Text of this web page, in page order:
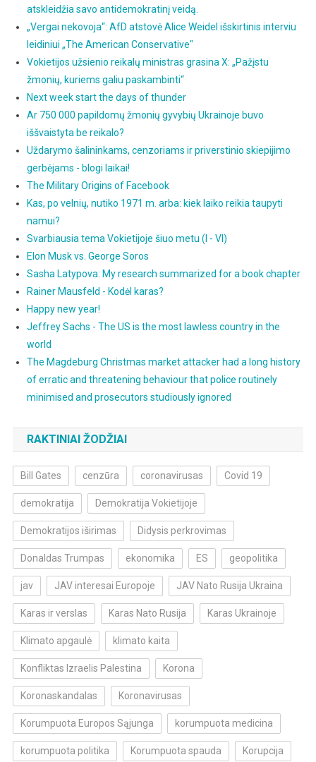
atskleidžia savo antidemokratinį veidą.
„Vergai nekovoja“: AfD atstovė Alice Weidel išskirtinis interviu
leidiniui „The American Conservative"
Vokietijos užsienio reikalų ministras grasina X: „Pažįstu
žmonių, kuriems galiu paskambinti“
Next week start the days of thunder
Ar 750 000 papildomų žmonių gyvybių Ukrainoje buvo
iššvaistyta be reikalo?
Uždarymo šalininkams, cenzoriams ir priverstinio skiepijimo
gerbėjams - blogi laikai!
The Military Origins of Facebook
Kas, po velnių, nutiko 1971 m. arba: kiek laiko reikia taupyti
namui?
Svarbiausia tema Vokietijoje šiuo metu (I - VI)
Elon Musk vs. George Soros
Sasha Latypova: My research summarized for a book chapter
Rainer Mausfeld - Kodėl karas?
Happy new year!
Jeffrey Sachs - The US is the most lawless country in the
world
The Magdeburg Christmas market attacker had a long history
of erratic and threatening behaviour that police routinely
minimised and prosecutors studiously ignored
RAKTINIAI ŽODŽIAI
Bill Gates cenzūra coronavirusas Covid 19
demokratija Demokratija Vokietijoje
Demokratijos iširimas Didysis perkrovimas
Donaldas Trumpas ekonomika ES geopolitika
jav JAV interesai Europoje JAV Nato Rusija Ukraina
Karas ir verslas Karas Nato Rusija Karas Ukrainoje
Klimato apgaulė klimato kaita
Konfliktas Izraelis Palestina Korona
Koronaskandalas Koronavirusas
Korumpuota Europos Sąjunga korumpuota medicina
korumpuota politika Korumpuota spauda Korupcija